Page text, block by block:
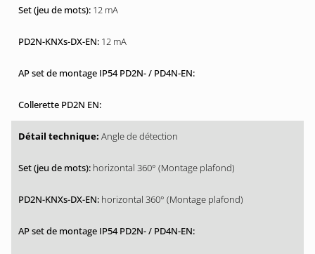
12 mA
12 mA
Angle de détection
horizontal 360° (Montage plafond)
horizontal 360° (Montage plafond)